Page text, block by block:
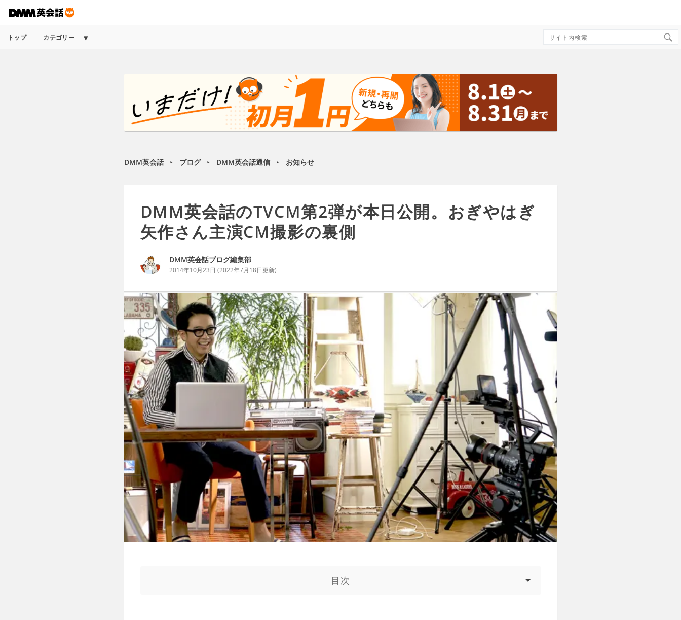
トップ カテゴリー
Search
DMM英会話 ► ブログ ► DMM英会話通信 ► お知らせ
DMM英会話のTVCM第2弾が本日公開。おぎやはぎ
矢作さん主演CM撮影の裏側
DMM英会話ブログ編集部
2014年10月23日 (2022年7月18日更新)
目次